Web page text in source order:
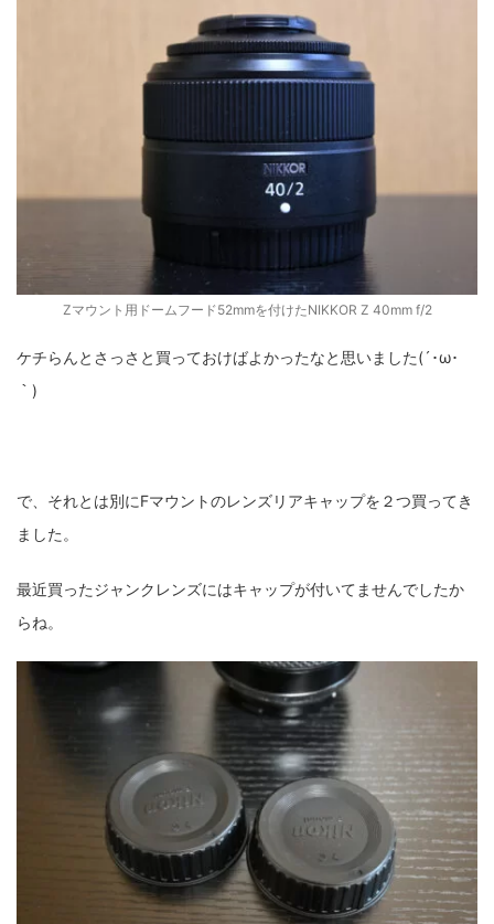
Zマウント用ドームフード52mmを付けたNIKKOR Z 40mm f/2
ケチらんとさっさと買っておけばよかったなと思いました(´･ω･
｀)
で、それとは別にFマウントのレンズリアキャップを２つ買ってき
ました。
最近買ったジャンクレンズにはキャップが付いてませんでしたか
らね。